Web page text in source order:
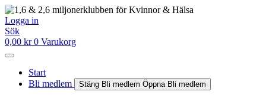
Hoppa
till
innehåll
Logga in
Sök
0,00 kr 0 Varukorg
Start
Bli medlem
Stäng Bli medlem Öppna Bli medlem